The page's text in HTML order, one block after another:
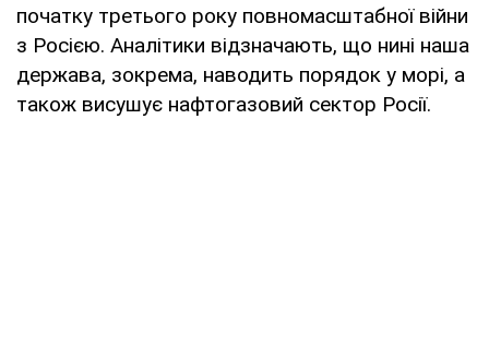
початку третього року повномасштабної війни
з Росією. Аналітики відзначають, що нині наша
держава, зокрема, наводить порядок у морі, а
також висушує нафтогазовий сектор Росії.